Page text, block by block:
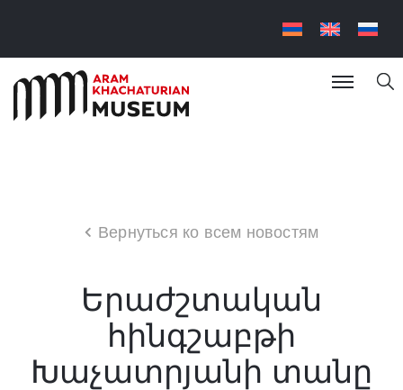
Вернуться ко всем новостям
Երաժշտական
հինգշաբթի
Խաչատրյանի տանը